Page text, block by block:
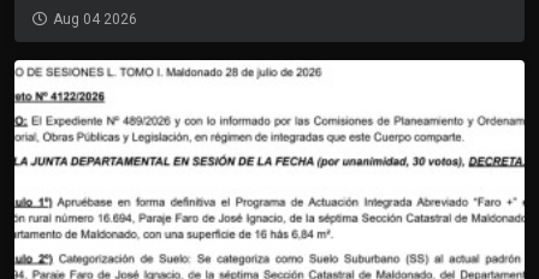
Aug 04 2026